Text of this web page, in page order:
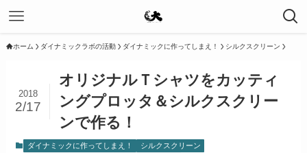
ホーム ダイナミックラボの活動 ダイナミックに作ってしまえ！ シルクスクリーン
オリジナルＴシャツをカッティ
ングプロッタ＆シルクスクリー
ンで作る！
2018
2/17
ダイナミックに作ってしまえ！
シルクスクリーン